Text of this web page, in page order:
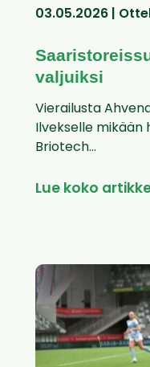
03.05.2026 |
valjuiksi
Vierailusta
Ilvekselle mikään
Briotech...
Lue koko